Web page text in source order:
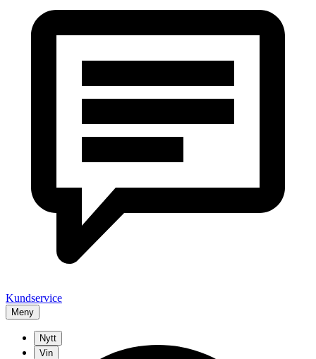
Kundservice
Meny
Nytt
Vin